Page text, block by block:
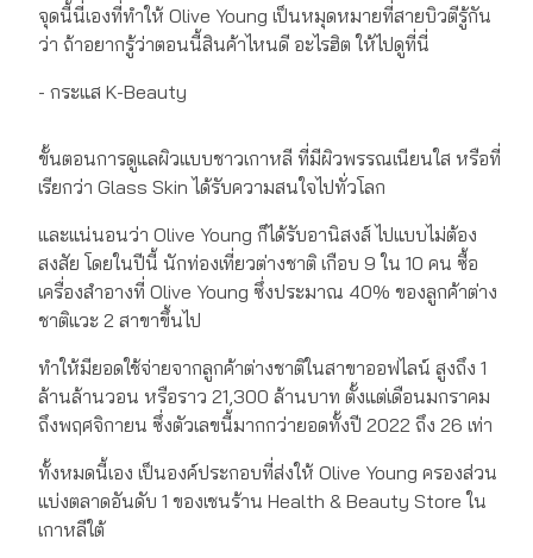
จุดนี้นี่เองที่ทำให้ Olive Young เป็นหมุดหมายที่สายบิวตีรู้กัน
ว่า ถ้าอยากรู้ว่าตอนนี้สินค้าไหนดี อะไรฮิต ให้ไปดูที่นี่
- กระแส K-Beauty
ขั้นตอนการดูแลผิวแบบชาวเกาหลี ที่มีผิวพรรณเนียนใส หรือที่
เรียกว่า Glass Skin ได้รับความสนใจไปทั่วโลก
และแน่นอนว่า Olive Young ก็ได้รับอานิสงส์ ไปแบบไม่ต้อง
สงสัย โดยในปีนี้ นักท่องเที่ยวต่างชาติ เกือบ 9 ใน 10 คน ซื้อ
เครื่องสำอางที่ Olive Young ซึ่งประมาณ 40% ของลูกค้าต่าง
ชาติแวะ 2 สาขาขึ้นไป
ทำให้มียอดใช้จ่ายจากลูกค้าต่างชาติในสาขาออฟไลน์ สูงถึง 1
ล้านล้านวอน หรือราว 21,300 ล้านบาท ตั้งแต่เดือนมกราคม
ถึงพฤศจิกายน ซึ่งตัวเลขนี้มากกว่ายอดทั้งปี 2022 ถึง 26 เท่า
ทั้งหมดนี้เอง เป็นองค์ประกอบที่ส่งให้ Olive Young ครองส่วน
แบ่งตลาดอันดับ 1 ของเชนร้าน Health & Beauty Store ใน
เกาหลีใต้